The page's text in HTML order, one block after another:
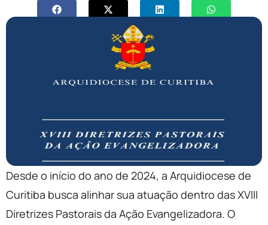
Desde o início do ano de 2024, a Arquidiocese de
Curitiba busca alinhar sua atuação dentro das XVIII
Diretrizes Pastorais da Ação Evangelizadora. O